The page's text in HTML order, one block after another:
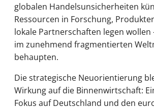
globalen Handelsunsicherheiten
Ressourcen in Forschung,
lokale Partnerschaften legen wollen
im zunehmend fragmentierten
behaupten.
Die strategische Neuorientierung
Wirkung auf die Binnenwirtschaft:
Fokus auf Deutschland und den